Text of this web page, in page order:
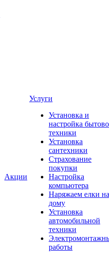
Акции
Услуги
Установка и
настройка
техники
Установка
сантехники
Страхование
покупки
Настройка
компьютера
Наряжаем елки на
дому
Установка
автомобильной
техники
работы